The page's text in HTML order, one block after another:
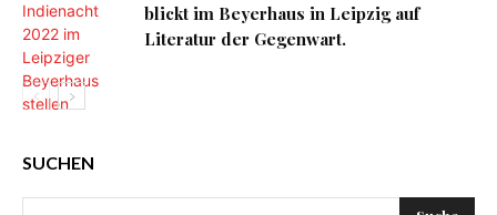
blickt im Beyerhaus in Leipzig auf
Literatur der Gegenwart.
SUCHEN